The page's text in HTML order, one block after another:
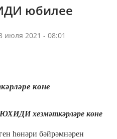
юбилее
июля 2021 - 08:01
көне
хезмәткәрләре көне
һөнәри бәйрәмнәрен